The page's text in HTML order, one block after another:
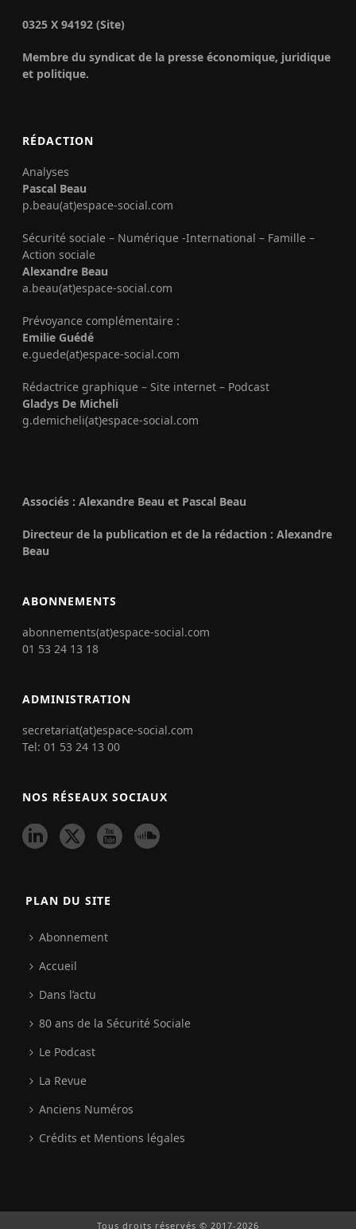
0325 X 94192 (Site)
Membre du syndicat de la presse économique, juridique
et politique.
RÉDACTION
Analyses
Pascal Beau
p.beau(at)espace-social.com
Sécurité sociale – Numérique -International – Famille –
Action sociale
Alexandre Beau
a.beau(at)espace-social.com
Prévoyance complémentaire :
Emilie Guédé
e.guede(at)espace-social.com
Rédactrice graphique – Site internet – Podcast
Gladys De Micheli
g.demicheli(at)espace-social.com
Associés : Alexandre Beau et Pascal Beau
Directeur de la publication et de la rédaction : Alexandre
Beau
ABONNEMENTS
abonnements(at)espace-social.com
01 53 24 13 18
ADMINISTRATION
secretariat(at)espace-social.com
Tel: 01 53 24 13 00
NOS RÉSEAUX SOCIAUX
PLAN DU SITE
Abonnement
Accueil
Dans l’actu
80 ans de la Sécurité Sociale
Le Podcast
La Revue
Anciens Numéros
Crédits et Mentions légales
Tous droits réservés © 2017-2026